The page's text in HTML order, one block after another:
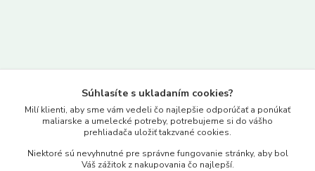
www.merkantil.sk
Pondelok-Piatok: 9.00-17.00hod.
Súhlasíte s ukladaním cookies?
Milí klienti, aby sme vám vedeli čo najlepšie odporúčať a ponúkať
maliarske a umelecké potreby, potrebujeme si do vášho
prehliadača uložiť takzvané cookies.
Niektoré sú nevyhnutné pre správne fungovanie stránky, aby bol
Váš zážitok z nakupovania čo najlepší.